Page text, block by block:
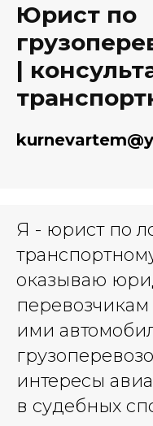
Юрист по
|
Я - юрист по
оказываю
ими
интересы
в судебных